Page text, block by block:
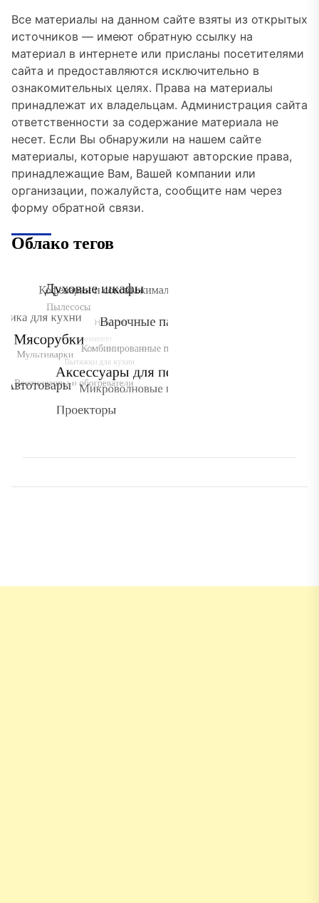
Все материалы на данном сайте взяты из открытых
источников — имеют обратную ссылку на
материал в интернете или присланы посетителями
сайта и предоставляются исключительно в
ознакомительных целях. Права на материалы
принадлежат их владельцам. Администрация сайта
ответственности за содержание материала не
несет. Если Вы обнаружили на нашем сайте
материалы, которые нарушают авторские права,
принадлежащие Вам, Вашей компании или
организации, пожалуйста, сообщите нам через
форму обратной связи.
Облако тегов